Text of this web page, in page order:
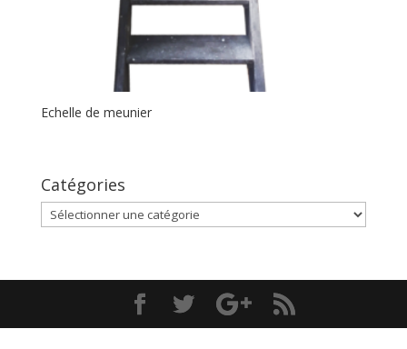
Echelle de meunier
Catégories
Catégories